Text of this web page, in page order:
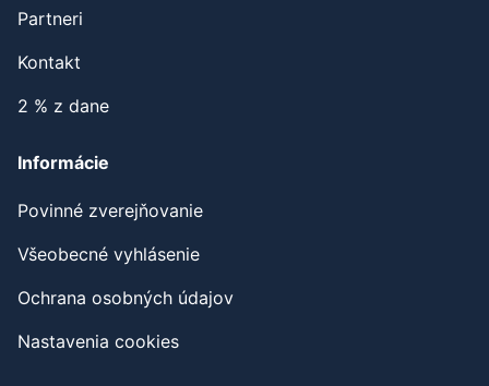
Partneri
Kontakt
2 % z dane
Informácie
Povinné zverejňovanie
Všeobecné vyhlásenie
Ochrana osobných údajov
Nastavenia cookies